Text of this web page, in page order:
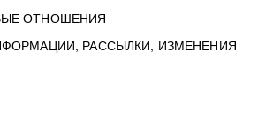
ОТНОШЕНИЯ
РАССЫЛКИ, ИЗМЕНЕНИЯ